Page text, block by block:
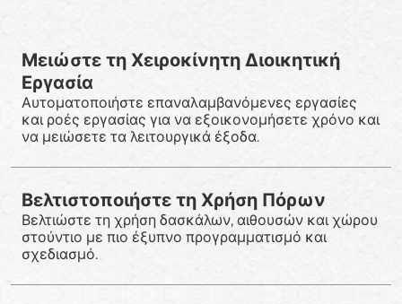
Μειώστε τη Χειροκίνητη Διοικητική
Εργασία
Αυτοματοποιήστε επαναλαμβανόμενες εργασίες
και ροές εργασίας για να εξοικονομήσετε χρόνο και
να μειώσετε τα λειτουργικά έξοδα.
Βελτιστοποιήστε τη Χρήση Πόρων
Βελτιώστε τη χρήση δασκάλων, αιθουσών και χώρου
στούντιο με πιο έξυπνο προγραμματισμό και
σχεδιασμό.